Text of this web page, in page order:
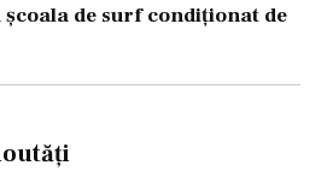
de surf condiţionat de